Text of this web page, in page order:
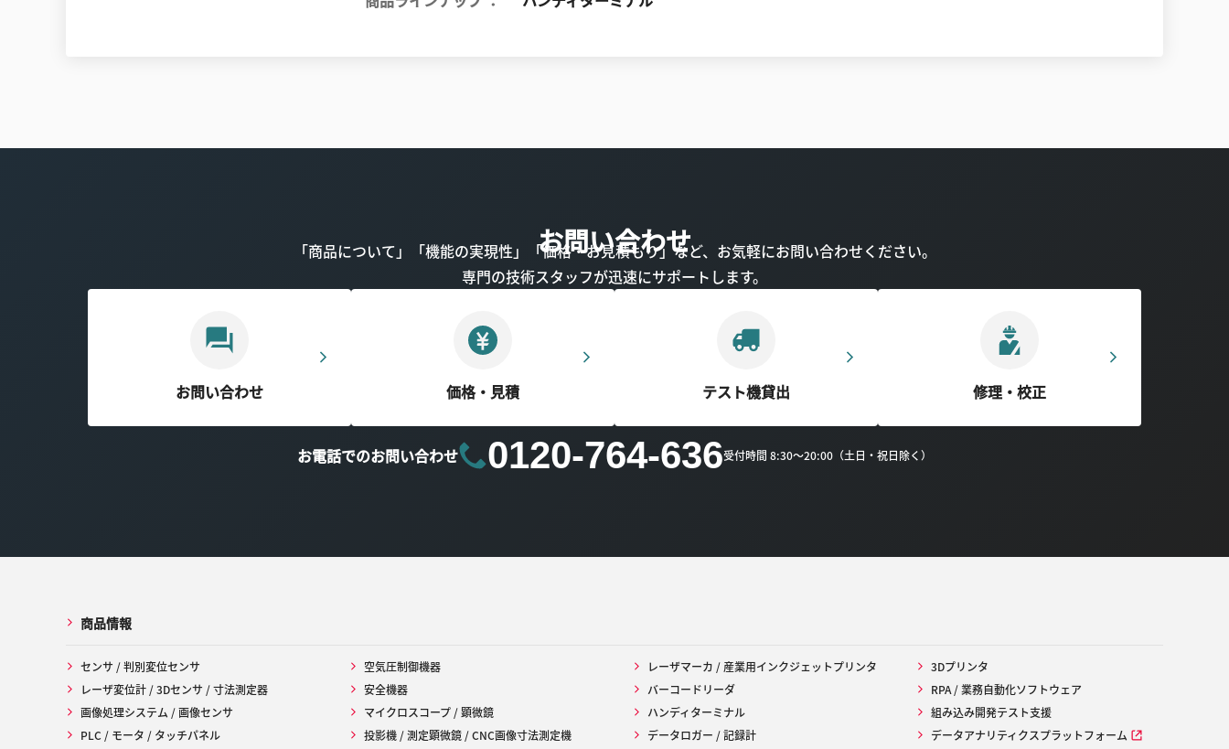
お問い合わせ
「商品について」「機能の実現性」「価格・お見積もり」など、お気軽にお問い合わせください。
専門の技術スタッフが迅速にサポートします。
お問い合わせ 価格・見積 テスト機貸出 修理・校正
お電話でのお問い合わせ 0120-764-636受付時間 8:30～20:00（土日・祝日除く）
商品情報
センサ / 判別変位センサ
レーザ変位計 / 3Dセンサ / 寸法測定器
画像処理システム / 画像センサ
PLC / モータ / タッチパネル
空気圧制御機器
安全機器
マイクロスコープ / 顕微鏡
投影機 / 測定顕微鏡 / CNC画像寸法測定機
レーザマーカ / 産業用インクジェットプリンタ
バーコードリーダ
ハンディターミナル
データロガー / 記録計
3Dプリンタ
RPA / 業務自動化ソフトウェア
組み込み開発テスト支援
データアナリティクスプラットフォーム